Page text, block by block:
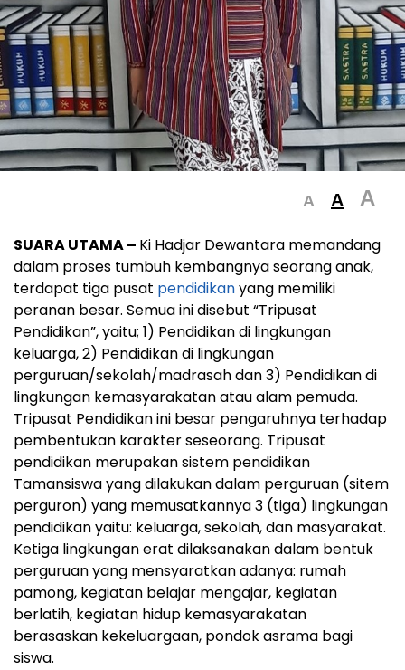
A A A
SUARA UTAMA – Ki Hadjar Dewantara memandang
dalam proses tumbuh kembangnya seorang anak,
terdapat tiga pusat pendidikanyang memiliki
peranan besar. Semua ini disebut “Tripusat
Pendidikan”, yaitu; 1) Pendidikan di lingkungan
keluarga, 2) Pendidikan di lingkungan
perguruan/sekolah/madrasah dan 3) Pendidikan di
lingkungan kemasyarakatan atau alam pemuda.
Tripusat Pendidikan ini besar pengaruhnya terhadap
pembentukan karakter seseorang. Tripusat
pendidikan merupakan sistem pendidikan
Tamansiswa yang dilakukan dalam perguruan (sitem
perguron) yang memusatkannya 3 (tiga) lingkungan
pendidikan yaitu: keluarga, sekolah, dan masyarakat.
Ketiga lingkungan erat dilaksanakan dalam bentuk
perguruan yang mensyaratkan adanya: rumah
pamong, kegiatan belajar mengajar, kegiatan
berlatih, kegiatan hidup kemasyarakatan
berasaskan kekeluargaan, pondok asrama bagi
siswa.